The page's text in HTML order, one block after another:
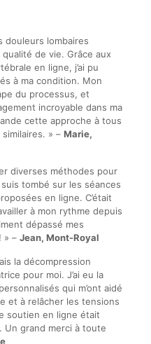
douleurs lombaires
de vie. Grâce aux
en ligne, j’ai pu
à ma condition. Mon
du processus, et
incroyable dans ma
cette approche à tous
» – Marie,
diverses méthodes pour
tombé sur les séances
en ligne. C’était
à mon rythme depuis
dépassé mes
» – Jean, Mont-Royal
la décompression
pour moi. J’ai eu la
qui m’ont aidé
et à relâcher les tensions
soutien en ligne était
Un grand merci à toute